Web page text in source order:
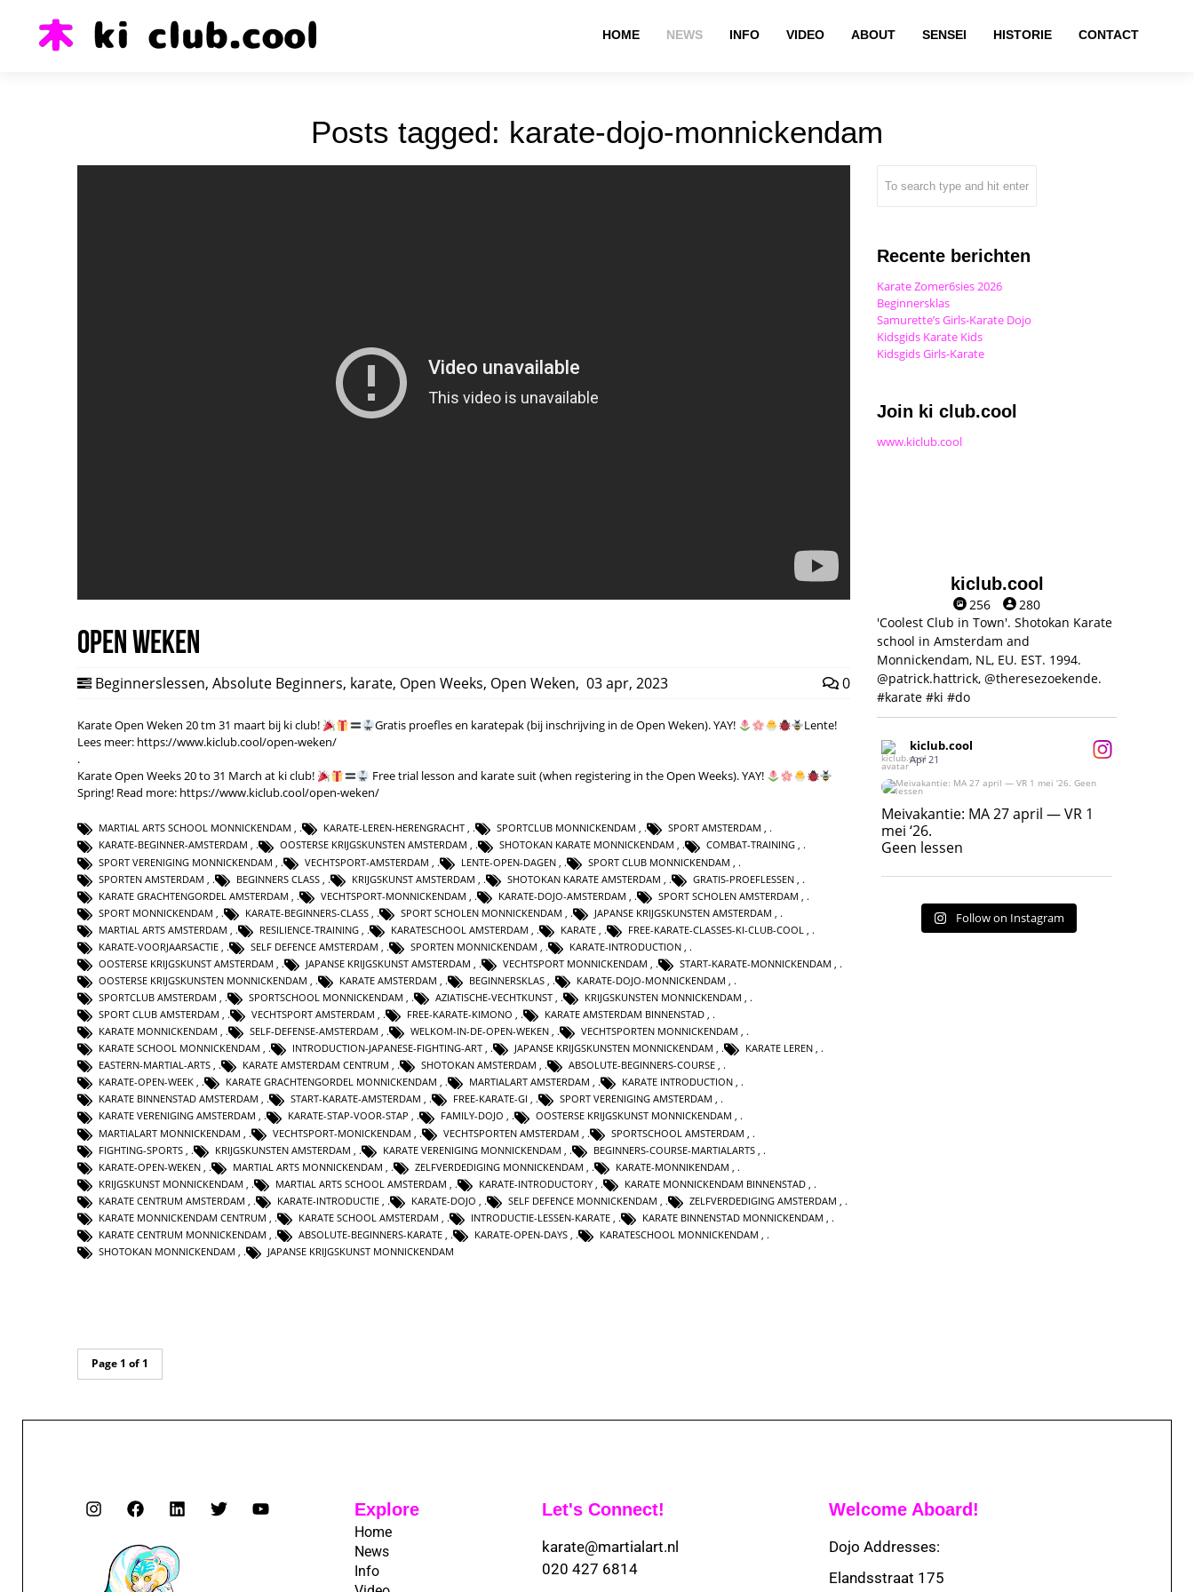
HOME NEWS INFO VIDEO ABOUT SENSEI HISTORIE CONTACT
Posts tagged: karate-dojo-monnickendam
Open Weken
Beginnerslessen, Absolute Beginners, karate, Open Weeks, Open Weken, 03 apr, 2023 0
Karate Open Weken 20 tm 31 maart bij ki club! Gratis proefles en karatepak (bij inschrijving in de Open Weken). YAY!
Lente!
Lees meer: https://www.kiclub.cool/open-weken/
.
Karate Open Weeks 20 to 31 March at ki club!
Free trial lesson and karate suit (when registering in the Open Weeks). YAY!
Spring! Read more: https://www.kiclub.cool/open-weken/
MARTIAL ARTS SCHOOL MONNICKENDAM , KARATE-LEREN-HERENGRACHT , SPORTCLUB MONNICKENDAM , SPORT AMSTERDAM ,
KARATE-BEGINNER-AMSTERDAM , OOSTERSE KRIJGSKUNSTEN AMSTERDAM , SHOTOKAN KARATE MONNICKENDAM , COMBAT-TRAINING ,
SPORT VERENIGING MONNICKENDAM
VECHTSPORT-AMSTERDAM LENTE-OPEN-DAGEN SPORT CLUB MONNICKENDAM
SPORTEN AMSTERDAM
BEGINNERS CLASS KRIJGSKUNST AMSTERDAM SHOTOKAN KARATE AMSTERDAM GRATIS-PROEFLESSEN
KARATE GRACHTENGORDEL AMSTERDAM
VECHTSPORT-MONNICKENDAM KARATE-DOJO-AMSTERDAM SPORT SCHOLEN AMSTERDAM
SPORT MONNICKENDAM
KARATE-BEGINNERS-CLASS SPORT SCHOLEN MONNICKENDAM JAPANSE KRIJGSKUNSTEN AMSTERDAM
MARTIAL ARTS AMSTERDAM
RESILIENCE-TRAINING KARATESCHOOL AMSTERDAM KARATE FREE-KARATE-CLASSES-KI-CLUB-COOL
KARATE-VOORJAARSACTIE
SELF DEFENCE AMSTERDAM SPORTEN MONNICKENDAM KARATE-INTRODUCTION
OOSTERSE KRIJGSKUNST AMSTERDAM
JAPANSE KRIJGSKUNST AMSTERDAM VECHTSPORT MONNICKENDAM START-KARATE-MONNICKENDAM
OOSTERSE KRIJGSKUNSTEN MONNICKENDAM
KARATE AMSTERDAM BEGINNERSKLAS KARATE-DOJO-MONNICKENDAM
SPORTCLUB AMSTERDAM , SPORTSCHOOL MONNICKENDAM , AZIATISCHE-VECHTKUNST , KRIJGSKUNSTEN MONNICKENDAM ,
SPORT CLUB AMSTERDAM , VECHTSPORT AMSTERDAM , FREE-KARATE-KIMONO , KARATE AMSTERDAM BINNENSTAD ,
KARATE MONNICKENDAM , SELF-DEFENSE-AMSTERDAM , WELKOM-IN-DE-OPEN-WEKEN , VECHTSPORTEN MONNICKENDAM ,
KARATE SCHOOL MONNICKENDAM , INTRODUCTION-JAPANESE-FIGHTING-ART , JAPANSE KRIJGSKUNSTEN MONNICKENDAM , KARATE LEREN ,
EASTERN-MARTIAL-ARTS , KARATE AMSTERDAM CENTRUM , SHOTOKAN AMSTERDAM , ABSOLUTE-BEGINNERS-COURSE ,
KARATE-OPEN-WEEK , KARATE GRACHTENGORDEL MONNICKENDAM , MARTIALART AMSTERDAM , KARATE INTRODUCTION ,
KARATE BINNENSTAD AMSTERDAM , START-KARATE-AMSTERDAM , FREE-KARATE-GI , SPORT VERENIGING AMSTERDAM ,
KARATE VERENIGING AMSTERDAM , KARATE-STAP-VOOR-STAP , FAMILY-DOJO , OOSTERSE KRIJGSKUNST MONNICKENDAM ,
MARTIALART MONNICKENDAM
VECHTSPORT-MONICKENDAM VECHTSPORTEN AMSTERDAM SPORTSCHOOL AMSTERDAM
FIGHTING-SPORTS
KRIJGSKUNSTEN AMSTERDAM KARATE VERENIGING MONNICKENDAM BEGINNERS-COURSE-MARTIALARTS
KARATE-OPEN-WEKEN
MARTIAL ARTS MONNICKENDAM ZELFVERDEDIGING MONNICKENDAM KARATE-MONNIKENDAM
KRIJGSKUNST MONNICKENDAM
MARTIAL ARTS SCHOOL AMSTERDAM KARATE-INTRODUCTORY KARATE MONNICKENDAM BINNENSTAD
KARATE CENTRUM AMSTERDAM
KARATE-INTRODUCTIE KARATE-DOJO SELF DEFENCE MONNICKENDAM ZELFVERDEDIGING AMSTERDAM
KARATE MONNICKENDAM CENTRUM
KARATE SCHOOL AMSTERDAM INTRODUCTIE-LESSEN-KARATE KARATE BINNENSTAD MONNICKENDAM
KARATE CENTRUM MONNICKENDAM
ABSOLUTE-BEGINNERS-KARATE KARATE-OPEN-DAYS KARATESCHOOL MONNICKENDAM
SHOTOKAN MONNICKENDAM
JAPANSE KRIJGSKUNST MONNICKENDAM
Page 1 of 1
Recente berichten
Karate Zomer6sies 2026
Beginnersklas
Samurette’s Girls-Karate Dojo
Kidsgids Karate Kids
Kidsgids Girls-Karate
Join ki club.cool
www.kiclub.cool
kiclub.cool
256
280
'Coolest Club in Town'. Shotokan Karate
school in Amsterdam and
Monnickendam, NL, EU. EST. 1994.
@patrick.hattrick, @theresezoekende.
#karate #ki #do
kiclub.cool
Apr 21
Meivakantie: MA 27 april — VR 1 mei ‘26.
Geen lessen
17
Meivakantie: MA 27 april — VR 1
mei ‘26.
Geen lessen
Follow on Instagram
Explore
Home
News
Info
Let's Connect!
karate@martialart.nl
020 427 6814
Welcome Aboard!
Dojo Addresses:
Elandsstraat 175